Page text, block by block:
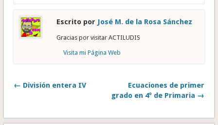
Escrito por José M. de la Rosa Sánchez
Gracias por visitar ACTILUDIS
Visita mi Página Web
← División entera IV
Ecuaciones de primer
grado en 4º de Primaria →